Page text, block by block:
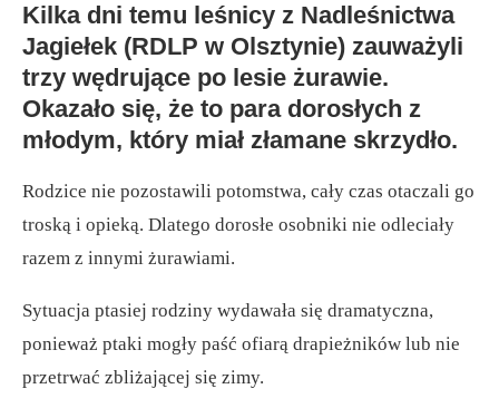
Kilka dni temu leśnicy z Nadleśnictwa
Jagiełek (RDLP w Olsztynie) zauważyli
trzy wędrujące po lesie żurawie.
Okazało się, że to para dorosłych z
młodym, który miał złamane skrzydło.
Rodzice nie pozostawili potomstwa, cały czas otaczali go
troską i opieką. Dlatego dorosłe osobniki nie odleciały
razem z innymi żurawiami.
Sytuacja ptasiej rodziny wydawała się dramatyczna,
ponieważ ptaki mogły paść ofiarą drapieżników lub nie
przetrwać zbliżającej się zimy.